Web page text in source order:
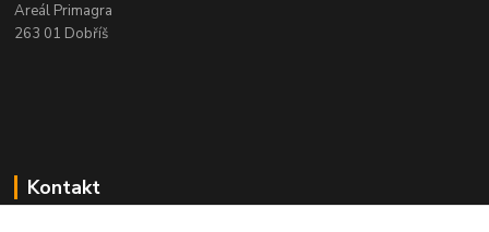
Areál Primagra
263 01 Dobříš
Kontakt